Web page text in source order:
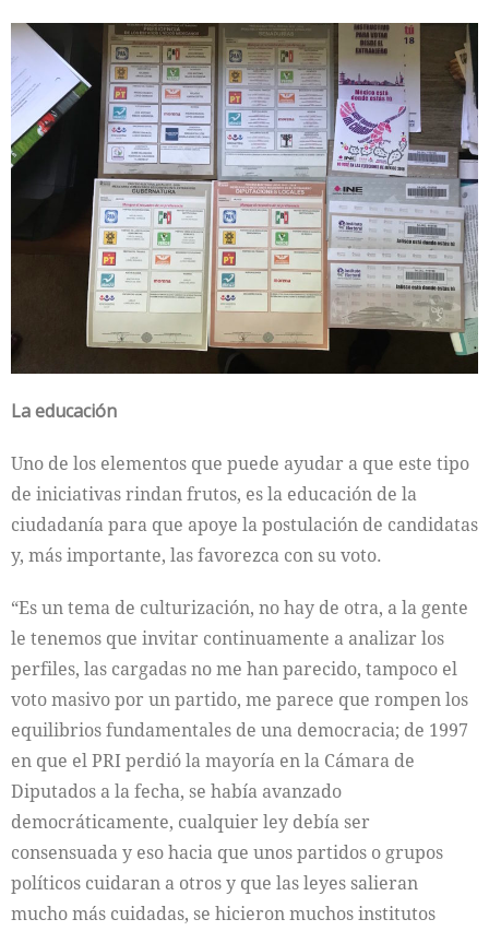
La educación
Uno de los elementos que puede ayudar a que este tipo
de iniciativas rindan frutos, es la educación de la
ciudadanía para que apoye la postulación de candidatas
y, más importante, las favorezca con su voto.
“Es un tema de culturización, no hay de otra, a la gente
le tenemos que invitar continuamente a analizar los
perfiles, las cargadas no me han parecido, tampoco el
voto masivo por un partido, me parece que rompen los
equilibrios fundamentales de una democracia; de 1997
en que el PRI perdió la mayoría en la Cámara de
Diputados a la fecha, se había avanzado
democráticamente, cualquier ley debía ser
consensuada y eso hacia que unos partidos o grupos
políticos cuidaran a otros y que las leyes salieran
mucho más cuidadas, se hicieron muchos institutos